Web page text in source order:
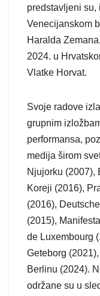
predstavljeni su,
Venecijanskom
Haralda
2024. u
Vlatke Horvat.
Svoje radove
grupnim
performansa,
medija širom
Njujorku (2007),
Koreji (2016),
(2016),
(2015),
de Luxembourg
Geteborg
Berlinu (2024).
održane su u